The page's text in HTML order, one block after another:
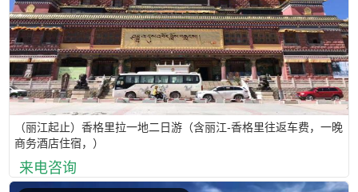
（丽江起止）香格里拉一地二日游（含丽江-香格里往返车费，一晚
商务酒店住宿，）
来电咨询